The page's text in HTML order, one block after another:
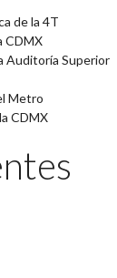
de la 4T
CDMX
Auditoría Superior
Metro
CDMX